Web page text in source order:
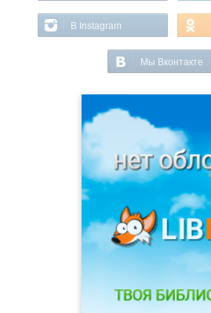
В Instagram
Мы Вконтакте